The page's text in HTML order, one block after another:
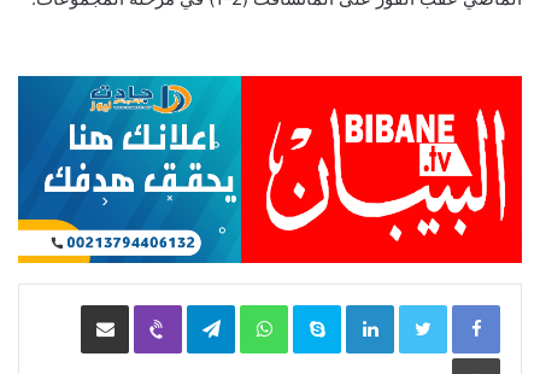
LinkedIn
Skype
WhatsApp
Telegram
Viber مشاركة عبر البريد
طباعة